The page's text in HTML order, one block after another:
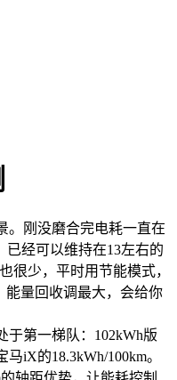
。刚没磨合完电耗一直在
已经可以维持在13左右的
很少，平时用节能模式，
能量回收调最大，会给你
于第一梯队：102kWh版
iX的18.3kWh/100km。